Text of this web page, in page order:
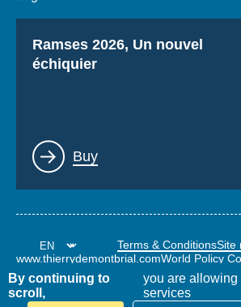
Titre
Ramses 2026, Un nouvel
échiquier
Lien
Buy
Terms & ConditionsSite
www.thierrydemontbrial.comWorld Policy
By continuing to
scroll,
you are allowing
services